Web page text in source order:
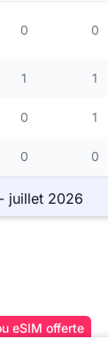
0 0
1 1
0 1
0 0
juillet 2026
eSIM offerte